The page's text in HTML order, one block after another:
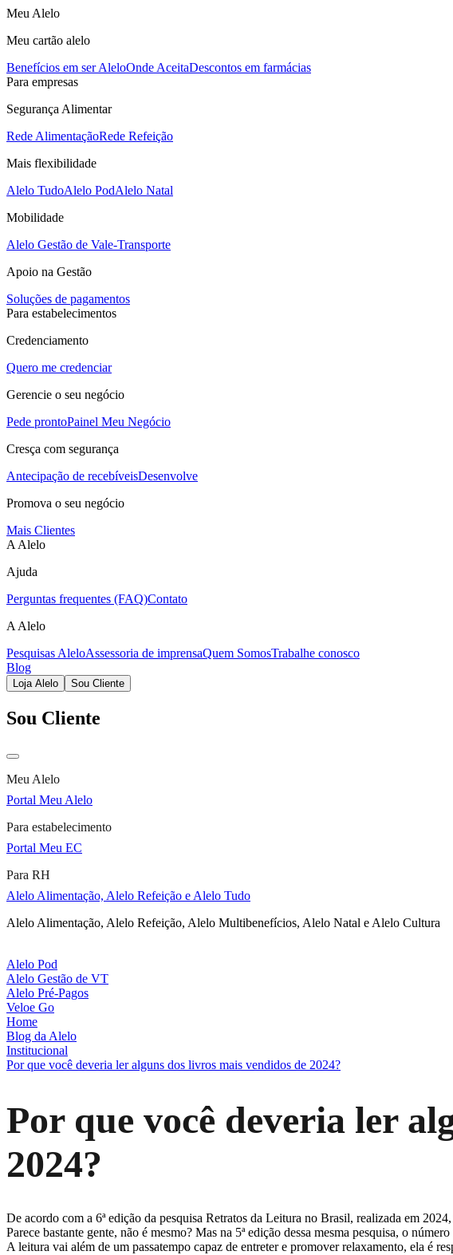
Meu Alelo
Meu cartão alelo
Benefícios em ser AleloOnde AceitaDescontos em farmácias
Para empresas
Segurança Alimentar
Rede AlimentaçãoRede Refeição
Mais flexibilidade
Alelo TudoAlelo PodAlelo Natal
Mobilidade
Alelo Gestão de Vale-Transporte
Apoio na Gestão
Soluções de pagamentos
Para estabelecimentos
Credenciamento
Quero me credenciar
Gerencie o seu negócio
Pede prontoPainel Meu Negócio
Cresça com segurança
Antecipação de recebíveisDesenvolve
Promova o seu negócio
Mais Clientes
A Alelo
Ajuda
Perguntas frequentes (FAQ)Contato
A Alelo
Pesquisas AleloAssessoria de imprensaQuem SomosTrabalhe conosco
Blog
Loja Alelo Sou Cliente
Sou Cliente
Meu Alelo
Portal Meu Alelo
Para estabelecimento
Portal Meu EC
Para RH
Alelo Alimentação, Alelo Refeição e Alelo Tudo
Alelo Alimentação, Alelo Refeição, Alelo Multibenefícios, Alelo Natal e Alelo Cultura
Alelo Pod
Alelo Gestão de VT
Alelo Pré-Pagos
Veloe Go
Home
Blog da Alelo
Institucional
Por que você deveria ler alguns dos livros mais vendidos de 2024?
Por que você deveria ler
2024?
De acordo com a 6ª edição da pesquisa Retratos da Leitura no Brasil, realizada em
Parece bastante gente, não é mesmo? Mas na 5ª edição dessa mesma pesquisa, o
A leitura vai além de um passatempo capaz de entreter e promover relaxamento, ela é